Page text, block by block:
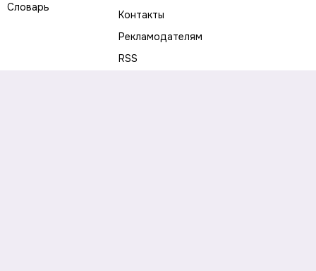
Словарь
Контакты
Рекламодателям
RSS